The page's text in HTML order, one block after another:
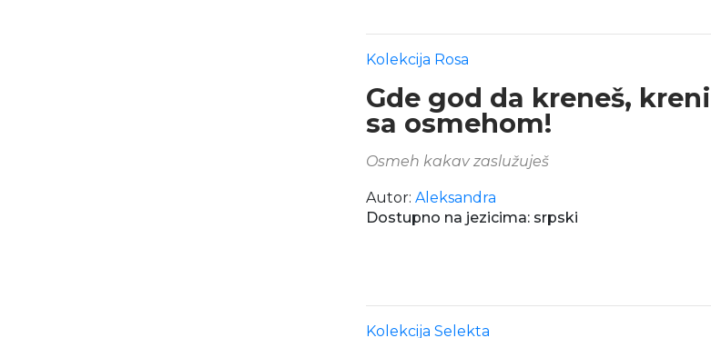
Kolekcija Rosa
Gde god da kreneš, kreni
sa osmehom!
Osmeh kakav zaslužuješ
Autor: Aleksandra
Dostupno na jezicima: srpski
Kolekcija Selekta